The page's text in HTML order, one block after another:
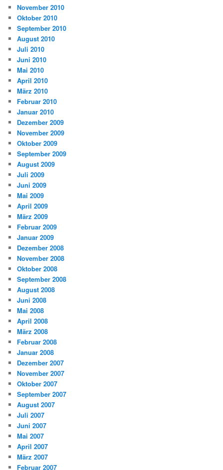
November 2010
Oktober 2010
September 2010
August 2010
Juli 2010
Juni 2010
Mai 2010
April 2010
März 2010
Februar 2010
Januar 2010
Dezember 2009
November 2009
Oktober 2009
September 2009
August 2009
Juli 2009
Juni 2009
Mai 2009
April 2009
März 2009
Februar 2009
Januar 2009
Dezember 2008
November 2008
Oktober 2008
September 2008
August 2008
Juni 2008
Mai 2008
April 2008
März 2008
Februar 2008
Januar 2008
Dezember 2007
November 2007
Oktober 2007
September 2007
August 2007
Juli 2007
Juni 2007
Mai 2007
April 2007
März 2007
Februar 2007